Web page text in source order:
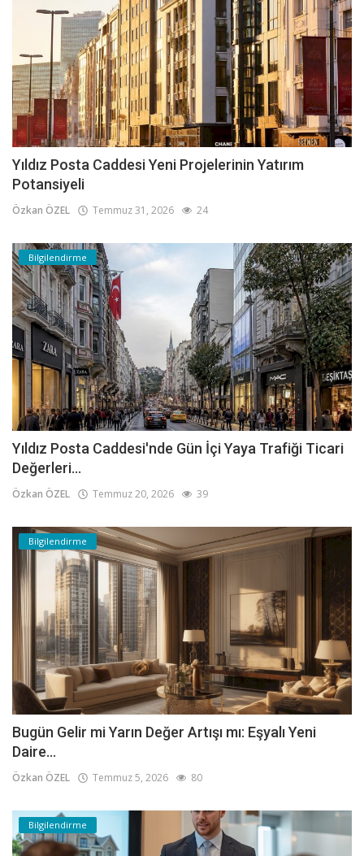
Yıldız Posta Caddesi Yeni Projelerinin Yatırım
Potansiyeli
Özkan ÖZEL Temmuz 31, 2026 24
Bilgilendirme
Yıldız Posta Caddesi'nde Gün İçi Yaya Trafiği Ticari
Değerleri...
Özkan ÖZEL Temmuz 20, 2026 39
Bilgilendirme
Bugün Gelir mi Yarın Değer Artışı mı: Eşyalı Yeni
Daire...
Özkan ÖZEL Temmuz 5, 2026 80
Bilgilendirme